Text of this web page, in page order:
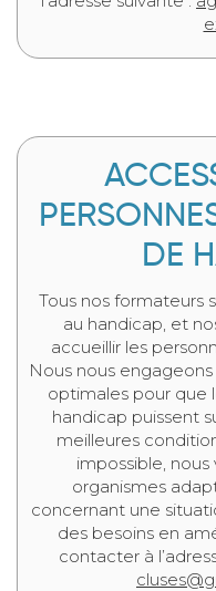
DE
Tous nos formateurs
au handicap, et
accueillir les
Nous nous
optimales pour que
handicap puissent
meilleures
impossible,
organismes
concernant une
des besoins en
contacter à